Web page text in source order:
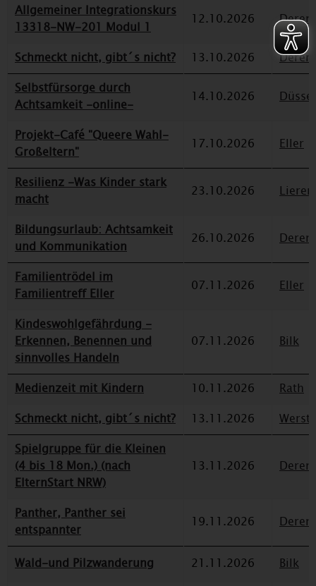
Allgemeiner Integrationskurs
13318-NW-201 Modul 1
12.10.2026
Schmeckt nicht, gibt´s nicht? 13.10.2026
Selbstfürsorge durch
Achtsamkeit -online-
14.10.2026
Projekt-Café "Queere Wahl-
Großeltern"
17.10.2026 Eller
Resilienz -Was Kinder stark
macht
23.10.2026
Bildungsurlaub: Achtsamkeit
und Kommunikation
26.10.2026
Familientrödel im
Familientreff Eller
07.11.2026 Eller
Kindeswohlgefährdung -
Erkennen, Benennen und
sinnvolles Handeln
07.11.2026 Bilk
Medienzeit mit Kindern 10.11.2026
Rath
Schmeckt nicht, gibt´s nicht?
13.11.2026
Spielgruppe für die Kleinen
(4 bis 18 Mon.) (nach
ElternStart NRW)
13.11.2026
Panther, Panther sei
entspannter
19.11.2026
Wald-und Pilzwanderung 21.11.2026
Bilk